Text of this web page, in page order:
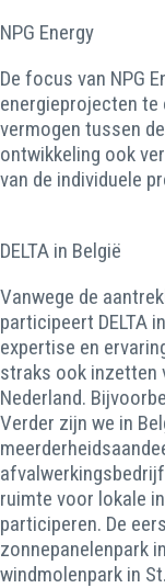
NPG Energy
De focus van NPG
energieprojecten
vermogen tussen
ontwikkeling ook
van de individuele
DELTA in België
Vanwege de
participeert DELTA
expertise en
straks ook inzetten
Nederland.
Verder zijn we in
ruimte voor lokale
participeren. De
zonnepanelenpark
windmolenpark in